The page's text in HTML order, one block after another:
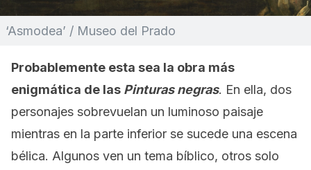
‘Asmodea’ / Museo del Prado
Probablemente esta sea la obra más
enigmática de las Pinturas negras. En ella, dos
personajes sobrevuelan un luminoso paisaje
mientras en la parte inferior se sucede una escena
bélica. Algunos ven un tema bíblico, otros solo